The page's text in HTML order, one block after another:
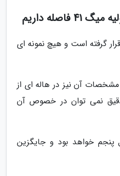
داریم
قرار گرفته است و هیچ نمونه ای
آن نیز در هاله ای از
دقیق نمی توان در خصوص آن
پنجم خواهد بود و جایگزین